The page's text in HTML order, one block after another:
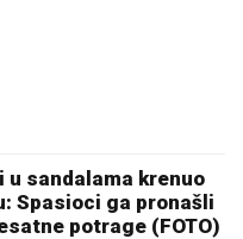
u sandalama krenuo
Spasioci ga pronašli
potrage (FOTO)